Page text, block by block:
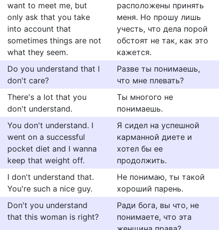
want to meet me, but
only ask that you take
into account that
sometimes things are not
what they seem.
расположены принять
меня. Но прошу лишь
учесть, что дела порой
обстоят не так, как это
кажется.
Do you understand that I
don't care?
Разве ты понимаешь,
что мне плевать?
There's a lot that you
don't understand.
Ты многого не
понимаешь.
You don't understand. I
went on a successful
pocket diet and I wanna
keep that weight off.
Я сидел на успешной
карманной диете и
хотел бы ее
продолжить.
I don't understand that.
You're such a nice guy.
Не понимаю, ты такой
хороший парень.
Don't you understand
that this woman is right?
Ради бога, вы что, не
понимаете, что эта